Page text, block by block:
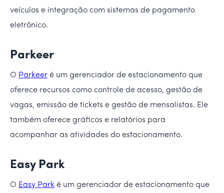
veículos e integração com sistemas de pagamento
eletrônico.
Parkeer
O Parkeer é um gerenciador de estacionamento que
oferece recursos como controle de acesso, gestão de
vagas, emissão de tickets e gestão de mensalistas. Ele
também oferece gráficos e relatórios para
acompanhar as atividades do estacionamento.
Easy Park
O Easy Park é um gerenciador de estacionamento que